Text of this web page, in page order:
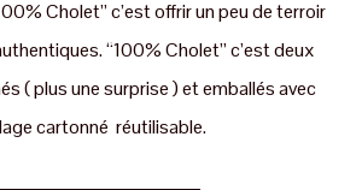
Cholet” c’est offrir un peu de terroir
“100% Cholet” c’est deux
( plus une surprise ) et emballés avec
cartonné réutilisable.